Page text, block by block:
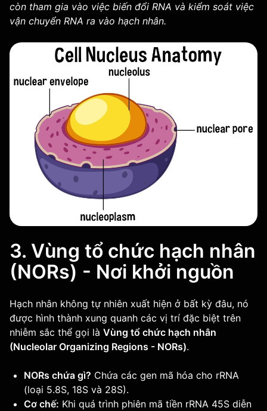
còn tham gia vào việc biến đổi RNA và kiểm soát việc
vận chuyển RNA ra vào hạch nhân.
3. Vùng tổ chức hạch nhân
(NORs) - Nơi khởi nguồn
Hạch nhân không tự nhiên xuất hiện ở bất kỳ đâu, nó
được hình thành xung quanh các vị trí đặc biệt trên
nhiễm sắc thể gọi là Vùng tổ chức hạch nhân
(Nucleolar Organizing Regions - NORs).
NORs chứa gì? Chứa các gen mã hóa cho rRNA
(loại 5.8S, 18S và 28S).
Cơ chế: Khi quá trình phiên mã tiền rRNA 45S diễn